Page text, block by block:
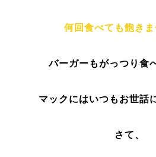
何回食べても飽きま
バーガーもがっつり食
マックにはいつもお世話
さて、